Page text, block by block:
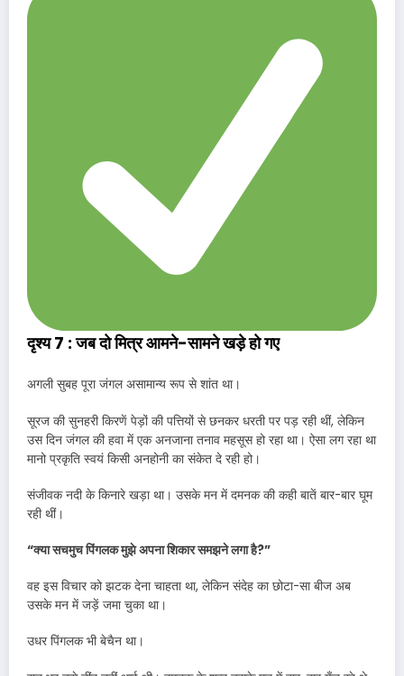
दृश्य 7 : जब दो मित्र आमने-सामने खड़े हो गए
अगली सुबह पूरा जंगल असामान्य रूप से शांत था।
सूरज की सुनहरी किरणें पेड़ों की पत्तियों से छनकर धरती पर पड़ रही थीं, लेकिन
उस दिन जंगल की हवा में एक अनजाना तनाव महसूस हो रहा था। ऐसा लग रहा था
मानो प्रकृति स्वयं किसी अनहोनी का संकेत दे रही हो।
संजीवक नदी के किनारे खड़ा था। उसके मन में दमनक की कही बातें बार-बार घूम
रही थीं।
“क्या सचमुच पिंगलक मुझे अपना शिकार समझने लगा है?”
वह इस विचार को झटक देना चाहता था, लेकिन संदेह का छोटा-सा बीज अब
उसके मन में जड़ें जमा चुका था।
उधर पिंगलक भी बेचैन था।